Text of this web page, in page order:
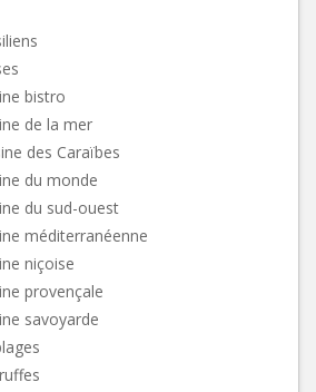
bistro
de la mer
des Caraïbes
du monde
du sud-ouest
méditerranéenne
niçoise
provençale
savoyarde